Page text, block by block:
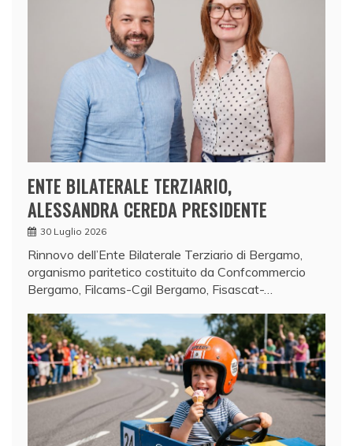
ENTE BILATERALE TERZIARIO,
ALESSANDRA CEREDA PRESIDENTE
30 Luglio 2026
Rinnovo dell’Ente Bilaterale Terziario di Bergamo,
organismo paritetico costituito da Confcommercio
Bergamo, Filcams-Cgil Bergamo, Fisascat-…